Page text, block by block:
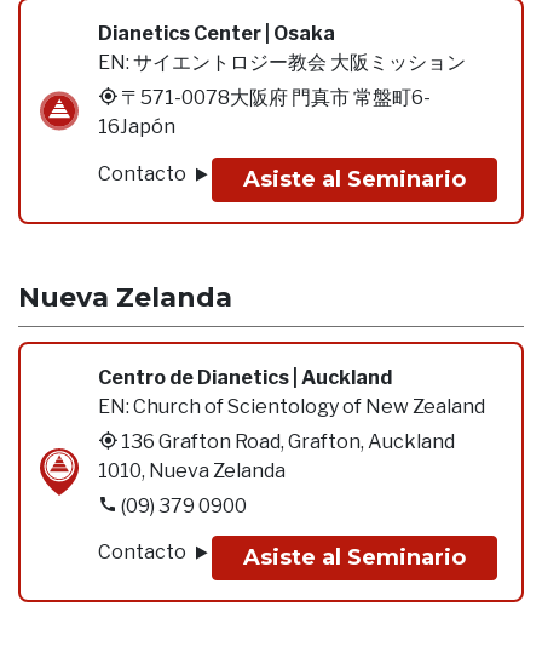
Dianetics Center | Osaka
EN: サイエントロジー教会 大阪ミッション
〒571-0078大阪府 門真市 常盤町6-
16Japón
Contacto Asiste al Seminario
Nueva Zelanda
Centro de Dianetics | Auckland
EN: Church of Scientology of New Zealand
136 Grafton Road, Grafton, Auckland
1010, Nueva Zelanda
(09) 379 0900
Contacto
Asiste al Seminario